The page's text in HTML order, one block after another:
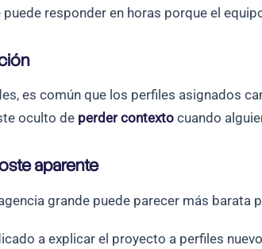
responder en horas porque el
es común que los perfiles asignados
oculto de perder contexto cuando
aparente
grande puede parecer más
a explicar el proyecto a perfiles